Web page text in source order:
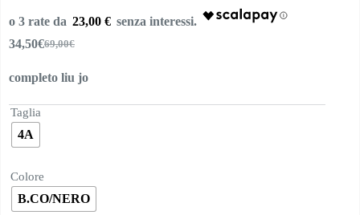
23,00 €
69,00€
Il
originale
69,00€.
34,50€Il
attuale
34,50€.
completo liu jo
Taglia
4A
Colore
B.CO/NERO